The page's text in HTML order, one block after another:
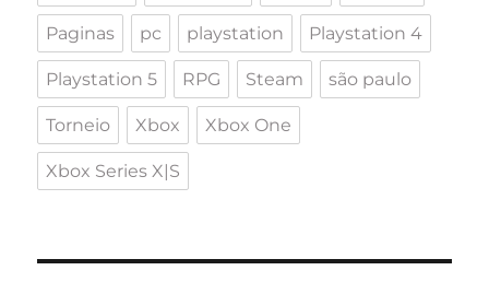
Paginas pc playstation Playstation 4
Playstation 5 RPG Steam são paulo
Torneio Xbox Xbox One
Xbox Series X|S